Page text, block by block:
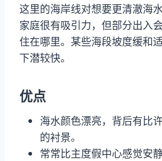
这里的海岸线对想要更清澈海
家庭很有吸引力，但部分出入
住在哪里。某些海段坡度缓和
下潜较快。
优点
海水颜色漂亮，背后有比
的衬景。
常常比主度假中心感觉安静